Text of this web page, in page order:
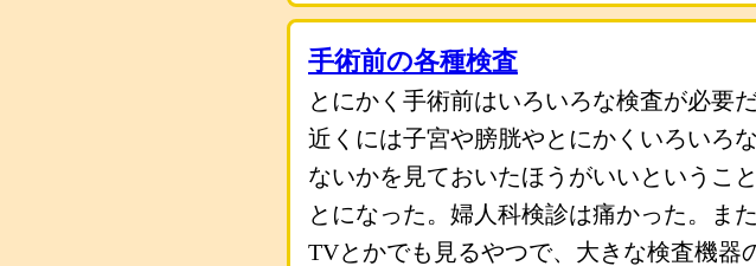
手術前の各種検査
とにかく手術前はいろいろな検査が必要
近くには子宮や膀胱やとにかくいろいろ
ないかを見ておいたほうがいいというこ
とになった。婦人科検診は痛かった。ま
TVとかでも見るやつで、大きな検査機